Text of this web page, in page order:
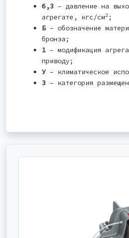
6,3 – давление на
агрегате, кгс/см2 ;
Б– обозначение
бронза;
1 – модификация
приводу;
У– климатическое
3 – категория